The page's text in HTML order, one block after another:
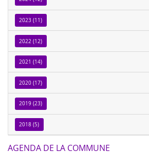
2023 (11)
2022 (12)
2021 (14)
2020 (17)
2019 (23)
2018 (5)
AGENDA DE LA COMMUNE